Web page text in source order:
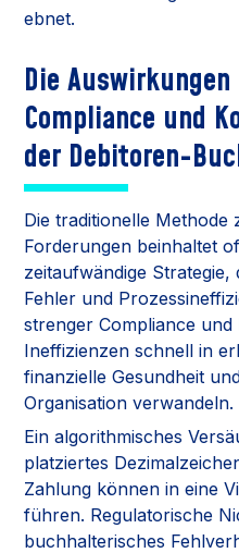
ebnet.
Die
Compliance und
der Debitoren-
Die traditionelle
Forderungen beinhaltet
zeitaufwändige
Fehler und
strenger Compliance
Ineffizienzen schnell in
finanzielle Gesundheit
Organisation verwandeln.
Ein algorithmisches
platziertes
Zahlung können in eine
führen. Regulatorische
buchhalterisches